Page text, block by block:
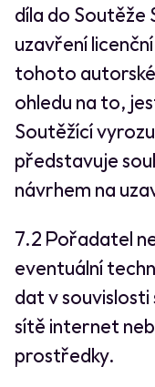
díla do Soutěže
uzavření
tohoto
ohledu na to,
Soutěžící
představuje
návrhem na
7.2 Pořadatel
eventuální
dat v
sítě internet
prostředky.